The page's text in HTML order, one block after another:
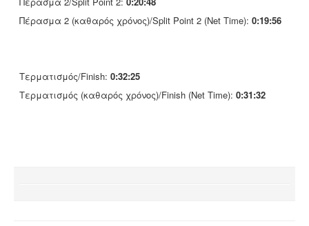
Πέρασμα 2 (καθαρός χρόνος)/Split Point 2 (Net Time): 0:19:56
Τερματισμός/Finish: 0:32:25
Τερματισμός (καθαρός χρόνος)/Finish (Net Time): 0:31:32